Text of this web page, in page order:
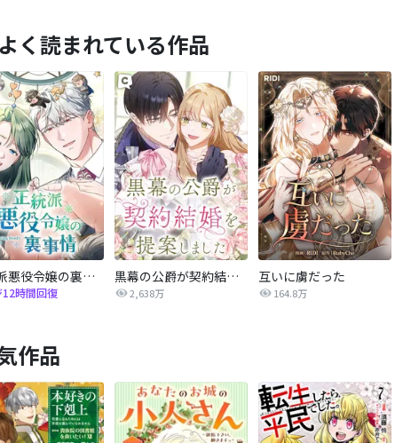
く読まれている作品
正統派悪役令嬢の裏事情
12時間回復
黒幕の公爵が契約結婚を提案しました
2,638万
互いに虜だった
164.8万
作品